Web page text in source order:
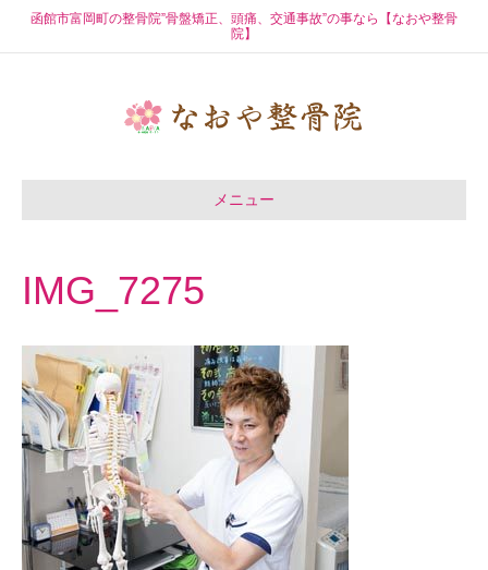
函館市富岡町の整骨院”骨盤矯正、頭痛、交通事故”の事なら【なおや整骨
院】
メニュー
IMG_7275